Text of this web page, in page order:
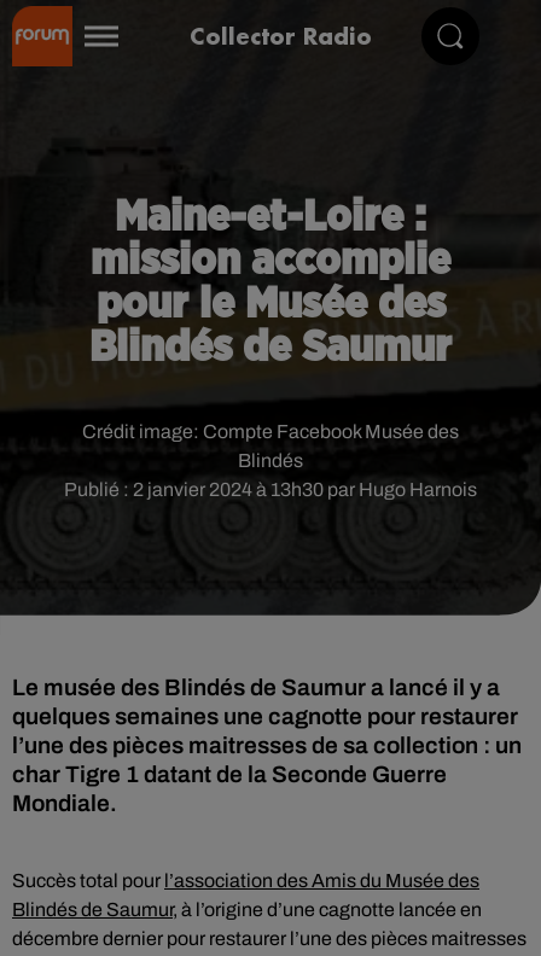
Collector Radio
Maine-et-Loire :
mission accomplie
pour le Musée des
Blindés de Saumur
Publié : 2 janvier 2024 à 13h30 par Hugo Harnois
Crédit image: Compte Facebook Musée des
Blindés
Le musée des Blindés de Saumur a lancé il y a
quelques semaines une cagnotte pour restaurer
l’une des pièces maitresses de sa collection : un
char Tigre 1 datant de la Seconde Guerre
Mondiale.
Succès total pour l’association des Amis du Musée des
Blindés de Saumur, à l’origine d’une cagnotte lancée en
décembre dernier pour restaurer l’une des pièces maitresses